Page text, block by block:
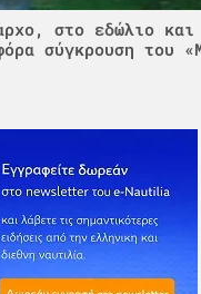
στο εδώλιο και
σύγκρουση του